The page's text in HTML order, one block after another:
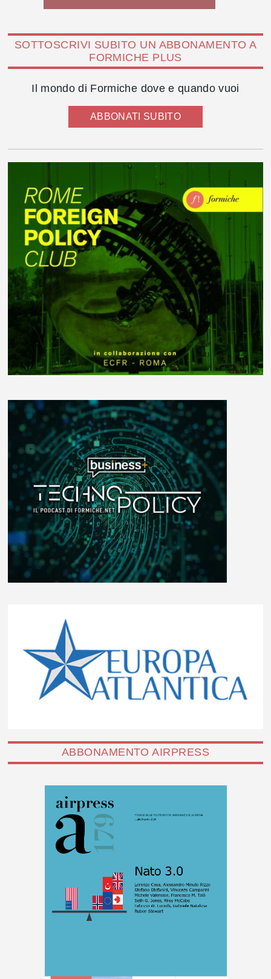
SOTTOSCRIVI SUBITO UN ABBONAMENTO A
FORMICHE PLUS
Il mondo di Formiche dove e quando vuoi
ABBONATI SUBITO
ABBONAMENTO AIRPRESS